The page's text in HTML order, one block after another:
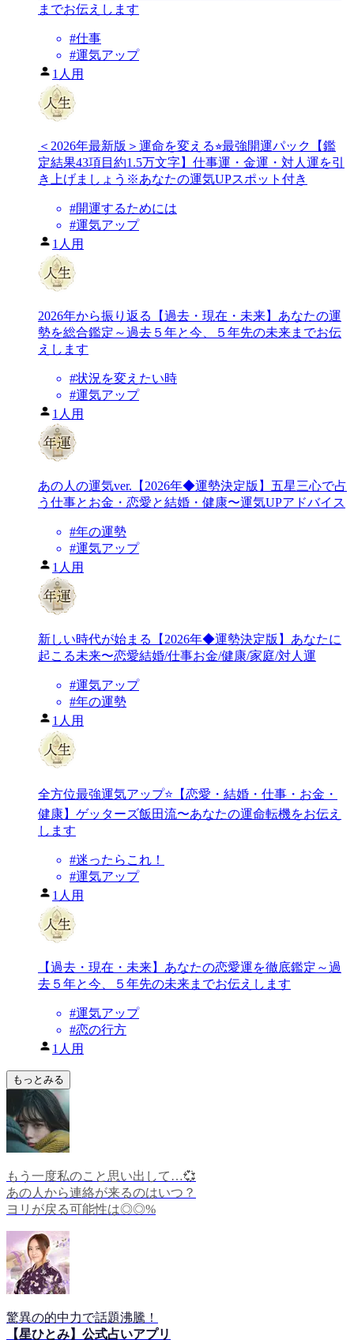
までお伝えします
#仕事
#運気アップ
1人用
＜2026年最新版＞運命を変える⭐︎最強開運パック【鑑
定結果43項目約1.5万文字】仕事運・金運・対人運を引
き上げましょう※あなたの運気UPスポット付き
#開運するためには
#運気アップ
1人用
2026年から振り返る【過去・現在・未来】あなたの運
勢を総合鑑定～過去５年と今、５年先の未来までお伝
えします
#状況を変えたい時
#運気アップ
1人用
あの人の運気ver.【2026年◆運勢決定版】五星三心で占
う仕事とお金・恋愛と結婚・健康〜運気UPアドバイス
#年の運勢
#運気アップ
1人用
新しい時代が始まる【2026年◆運勢決定版】あなたに
起こる未来〜恋愛結婚/仕事お金/健康/家庭/対人運
#運気アップ
#年の運勢
1人用
全方位最強運気アップ⭐️【恋愛・結婚・仕事・お金・
健康】ゲッターズ飯田流〜あなたの運命転機をお伝え
します
#迷ったらこれ！
#運気アップ
1人用
【過去・現在・未来】あなたの恋愛運を徹底鑑定～過
去５年と今、５年先の未来までお伝えします
#運気アップ
#恋の行方
1人用
もっとみる
もう一度私のこと思い出して…💞
あの人から連絡が来るのはいつ？
ヨリが戻る可能性は◎◎%
驚異の的中力で話題沸騰！
【星ひとみ】公式占いアプリ